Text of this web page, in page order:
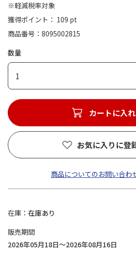
※軽減税率対象
獲得ポイント： 109 pt
商品番号
8095002815
数量
1
カートに入
お気に入りに登
商品についてのお問い合わ
在庫
在庫あり
販売期間
2026年05月18日～2026年08月16日